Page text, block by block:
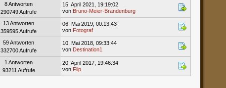
8 Antworten
290749 Aufrufe
15. April 2021, 19:19:02
von Bruno-Meier-Brandenburg
13 Antworten
359595 Aufrufe
06. Mai 2019, 00:13:43
von Fotograf
59 Antworten
332700 Aufrufe
10. Mai 2018, 09:33:44
von Destination1
1 Antworten
93211 Aufrufe
20. April 2017, 19:46:34
von Flip